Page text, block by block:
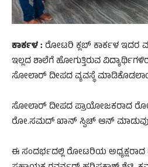
ಕಾರ್ಕಳ : ರೋಟರಿ ಕ್ಲಬ್ ಕಾರ್ಕಳ ಇದರ
ಇಲ್ಲದ ಶಾಲೆಗೆ ಹೋಗುತ್ತಿರುವ
ಸೋಲಾರ್ ದೀಪದ ವ್ಯವಸ್ಥೆ
ಸೋಲಾರ್ ದೀಪದ ಪ್ರಾಯೋಜಕರಾದ
ರೋ.ಸಮದ್ ಖಾನ್ ಸ್ವಿಚ್ ಆನ್
ಈ ಸಂದರ್ಭದಲ್ಲಿ ರೋಟರಿಯ ಅಧ್ಯಕ್ಷರಾದ